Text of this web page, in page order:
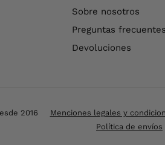
Sobre nosotros
Preguntas frecuentes
Devoluciones
2016 Menciones legales y
Política de envíos